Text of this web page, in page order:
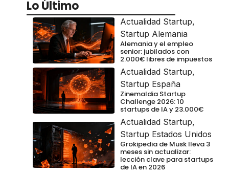
Lo Último
Actualidad Startup,
Startup Alemania
Alemania y el empleo
senior: jubilados con
2.000€ libres de impuestos
Actualidad Startup,
Startup España
Zinemaldia Startup
Challenge 2026: 10
startups de IA y 23.000€
Actualidad Startup,
Startup Estados Unidos
Grokipedia de Musk lleva 3
meses sin actualizar:
lección clave para startups
de IA en 2026